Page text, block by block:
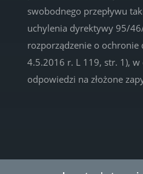
swobodnego przepływu
uchylenia dyrektywy 95/
rozporządzenie o ochronie
4.5.2016 r. L 119, str. 1), w
odpowiedzi na złożone